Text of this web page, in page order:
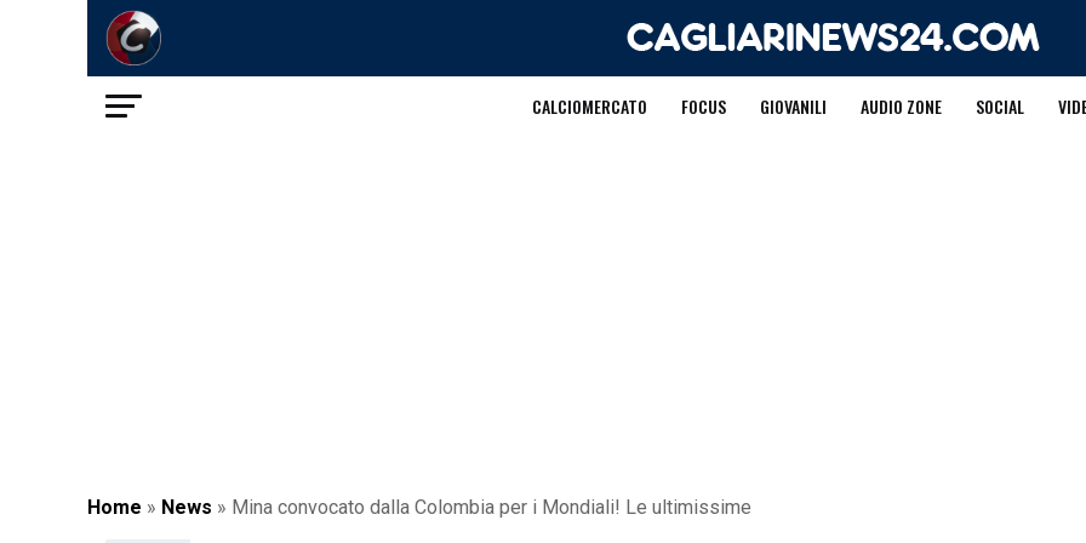
CALCIOMERCATO FOCUS GIOVANILI AUDIO ZONE SOCIAL
Home » News » Mina convocato dalla Colombia per i Mondiali! Le ultimissime